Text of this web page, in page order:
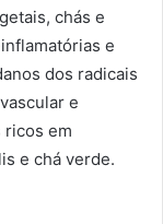
chás e
e
dos radicais
e
ricos em
e chá verde.